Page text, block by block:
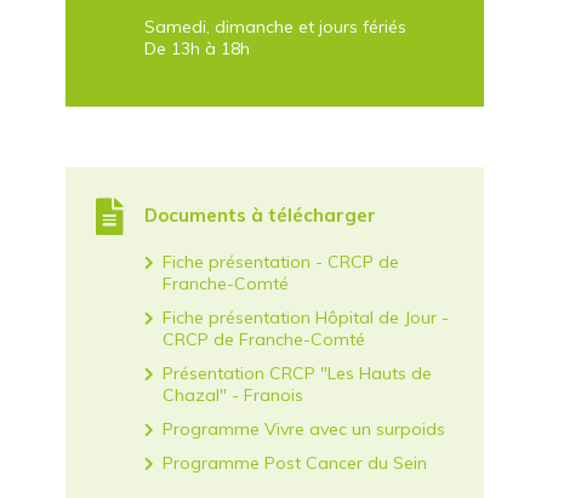
Samedi, dimanche et jours fériés
De 13h à 18h
Documents à télécharger
Fiche présentation - CRCP de
Franche-Comté
Fiche présentation Hôpital de Jour -
CRCP de Franche-Comté
Présentation CRCP "Les Hauts de
Chazal" - Franois
Programme Vivre avec un surpoids
Programme Post Cancer du Sein